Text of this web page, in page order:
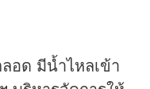
อด มีน้ำไหลเข้า